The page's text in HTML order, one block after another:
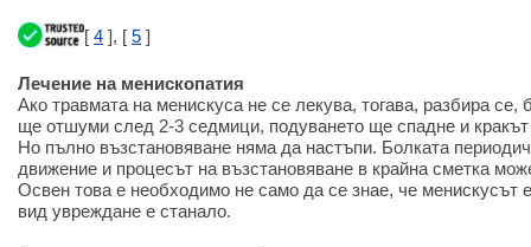
[ 4 ], [ 5 ]
Лечение на менископатия
Ако травмата на менискуса не се лекува, тогава, разбира се,
ще отшуми след 2-3 седмици, подуването ще спадне и
Но пълно възстановяване няма да настъпи. Болката
движение и процесът на възстановяване в крайна сметка
Освен това е необходимо не само да се знае, че менискусът
вид увреждане е станало.